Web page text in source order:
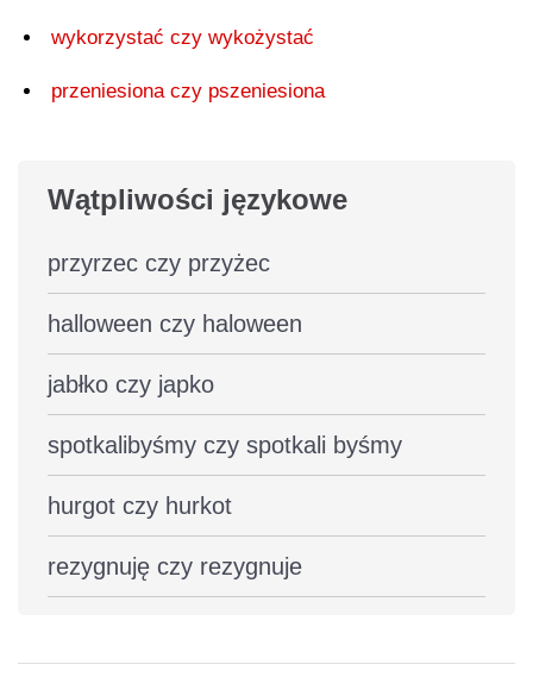
wykorzystać czy wykożystać
przeniesiona czy pszeniesiona
Wątpliwości językowe
przyrzec czy przyżec
halloween czy haloween
jabłko czy japko
spotkalibyśmy czy spotkali byśmy
hurgot czy hurkot
rezygnuję czy rezygnuje